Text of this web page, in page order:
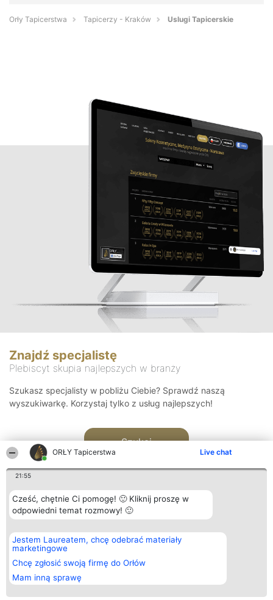
ORŁY Tapicerstwa Live chat
21:55
Cześć, chętnie Ci pomogę! 🙂 Kliknij proszę w
odpowiedni temat rozmowy! 🙂
Jestem Laureatem, chcę odebrać materiały
marketingowe
Chcę zgłosić swoją firmę do Orłów
Mam inną sprawę
Orły Tapicerstwa Tapicerzy - Kraków Uslugi Tapicerskie
Znajdź specjalistę
Plebiscyt skupia najlepszych w branży
Szukasz specjalisty w pobliżu Ciebie? Sprawdź naszą
wyszukiwarkę. Korzystaj tylko z usług najlepszych!
Szukaj
Organizator plebiscytu
Bright Side Solutions sp. z o.
o. sp. k.
ul. Ruska 22
Wrocław 50-079
KRS 0000749100 | Regon
381313360 | NIP 8943132676
Plebiscyt
Laureaci
wszystkich
Laureatów
Regulamin
Kontakt
Kontakt